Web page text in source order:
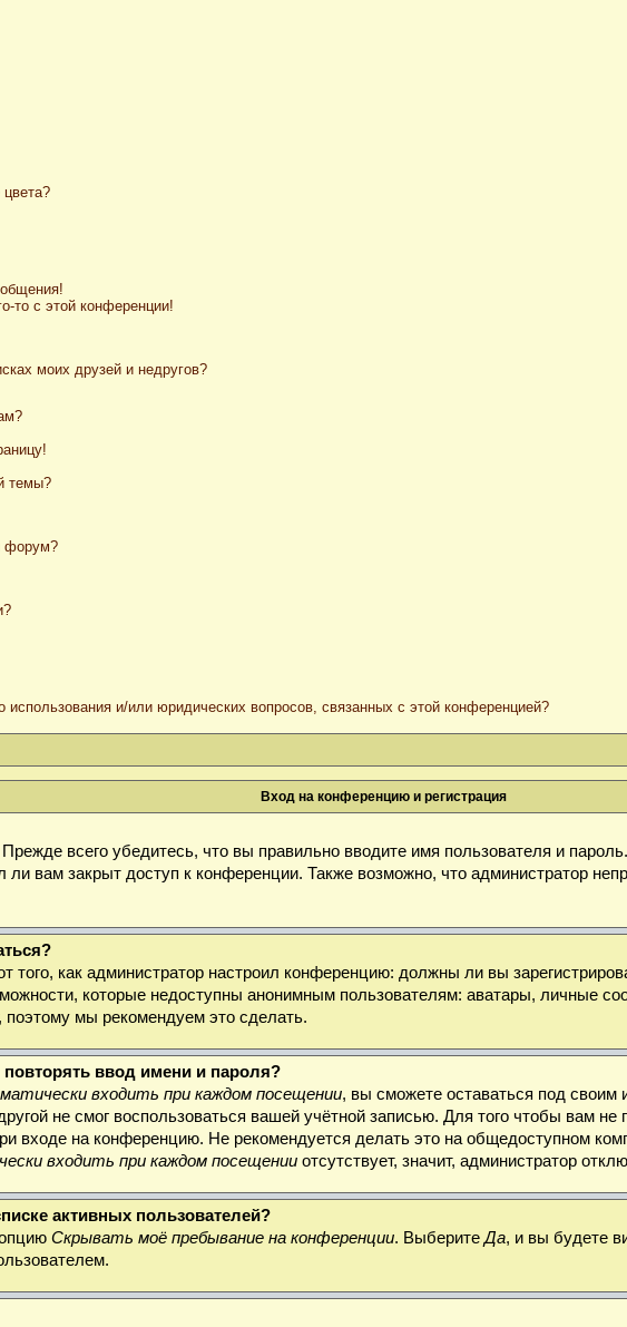
то с этой конференции!
моих друзей и недругов?
темы?
форум?
использования и/или юридических вопросов, связанных с этой конференцией?
Вход на конференцию и регистрация
всего убедитесь, что вы правильно вводите имя пользователя и
вам закрыт доступ к конференции. Также возможно, что администратор
того, как администратор настроил конференцию: должны ли вы
которые недоступны анонимным пользователям: аватары, личные
поэтому мы рекомендуем это сделать.
ввод имени и пароля?
входить при каждом посещении, вы сможете оставаться под своим
не смог воспользоваться вашей учётной записью. Для того чтобы вам
входе на конференцию. Не рекомендуется делать это на общедоступном
входить при каждом посещении отсутствует, значит, администратор
активных пользователей?
Скрывать моё пребывание на конференции. ВыберитеДа, и вы будете